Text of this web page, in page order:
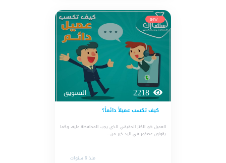
new
2218 التسويق
كيف تكسب عميلاً دائماً؟
العميل هو الكنز الحقيقي الذي يجب المحافظة عليه، وكما
يقولون عصفور في اليد خير من...
منذ 6 سنوات